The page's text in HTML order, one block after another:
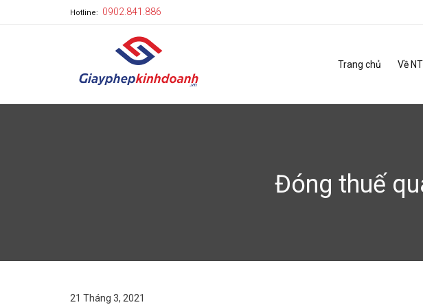
Hotline: 0902.841.886
Trang chủ Về
Đóng thuế
21 Tháng 3, 2021